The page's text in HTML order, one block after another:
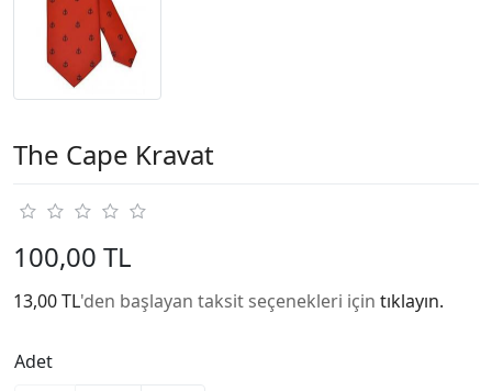
The Cape Kravat
100,00 TL
13,00 TL'den başlayan taksit seçenekleri için tıklayın.
Adet